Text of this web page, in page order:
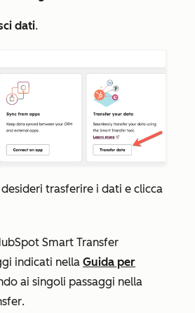
dati.
trasferire i dati e clicca
Smart Transfer
indicati nella Guida per
ai singoli passaggi nella
.